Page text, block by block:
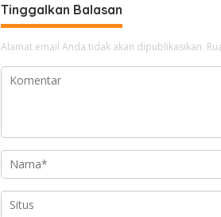
Tinggalkan Balasan
Alamat email Anda tidak akan dipublikasikan.